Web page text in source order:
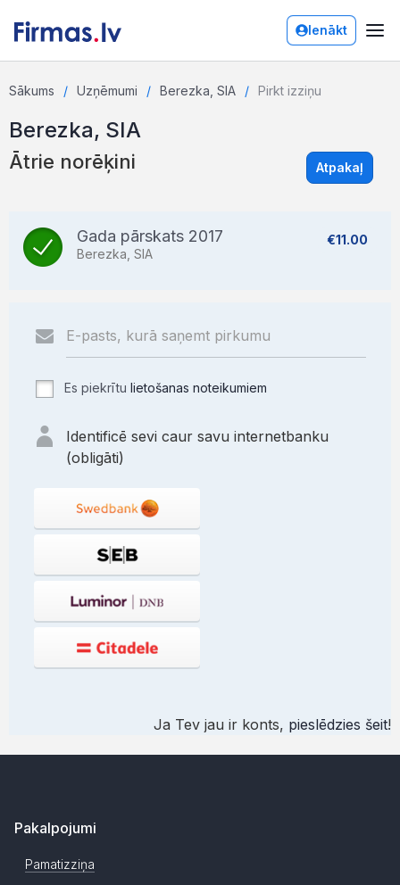
Ienākt
Sākums Uzņēmumi Berezka, SIA Pirkt izziņu
Berezka, SIA
Ātrie norēķini Atpakaļ
Gada pārskats 2017
Berezka, SIA
€11.00
Es piekrītu lietošanas noteikumiem
Identificē sevi caur savu internetbanku
(obligāti)
Ja Tev jau ir konts, pieslēdzies šeit!
Pakalpojumi
Pamatizziņa